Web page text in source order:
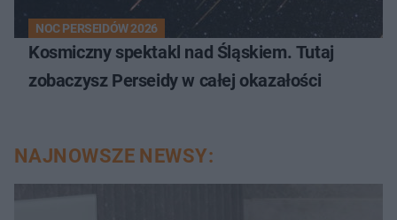
NOC PERSEIDÓW 2026
Kosmiczny spektakl nad Śląskiem. Tutaj
zobaczysz Perseidy w całej okazałości
NAJNOWSZE NEWSY: